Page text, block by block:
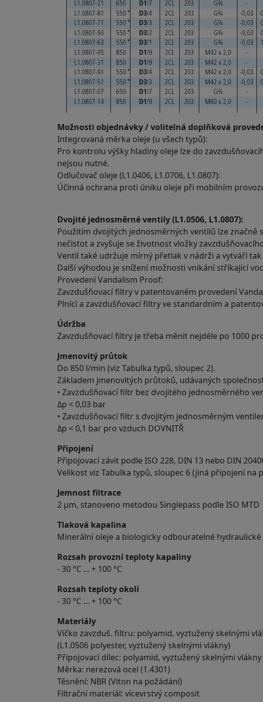
Možnosti objednávky / volitelná doplňková
Integrovaná měrka oleje (u všech typů):
Pro kontrolu výšky hladiny oleje lze do
nejsou nutné.
Odlučovač oleje (L1.0406, L1.0706, L1.0807):
Účinná ochrana proti úniku oleje při mobilním
Dvojité jednosměrné ventily (L1.0506, L1.0807):
Použitím dvojitých jednosměrných ventilů lze
nečistot a zvyšuje se životnost vložky
Ventil také udržuje mírný přetlak v nádrži a vytváří
Další výhodou je snížení možnosti vnikání stříkající
Provedení Vandalism Proof:
Zavzdušňovací filtry v patentovaném provedení
Plnící a zavzdušňovací filtry ve standardním a
Údržba
Zavzdušňovací filtry je třeba měnit nejdéle po 1000
Jmenovitý průtok
Do 850 l/min (viz Tabulka typů, sloupec 2).
Základem jmenovitých průtoků, udávaných
• Zavzdušňovací filtr bez dvojitého jednosměrného
Δp < 0,03 bar
• Zavzdušňovací filtr s dvojitým jednosměrným
Δp < 0,1 bar pro vzduch DOVNITŘ
Připojení
Připojovací závit podle ISO 228, DIN 13 nebo DIN
Velikost viz Tabulka typů, sloupec 6 (jiná připojení na
Jemnost filtrace
2 μm, stanoveno metodou Singlepass podle ISO MTD
Tlaková kapalina
Minerální oleje a biologicky odbouratelné hydraulické
Rozsah provozní teploty kapaliny
- 30 °C ... + 100 °C
Rozsah teploty okolí
- 30 °C ... + 100 °C
Materiály
Víčko zavzduš. filtru: polyamid, vyztužený skelnými
(L1.0506 polyester, vyztužený skelnými vlákny)
Připojovací dílec: polyamid, vyztužený skelnými vlákny
Měrka: nerezová ocel (1.4301)
Těsnění: NBR (Viton na požádání)
Filtrační materiál: vícevrstvý composit